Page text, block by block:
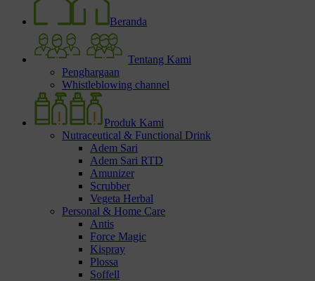
Beranda
Tentang Kami
Penghargaan
Whistleblowing channel
Produk Kami
Nutraceutical & Functional Drink
Adem Sari
Adem Sari RTD
Amunizer
Scrubber
Vegeta Herbal
Personal & Home Care
Antis
Force Magic
Kispray
Plossa
Soffell